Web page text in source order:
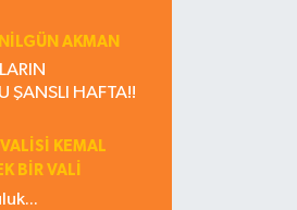
AKMAN
ŞANSLI HAFTA!!
KEMAL
BİR VALİ